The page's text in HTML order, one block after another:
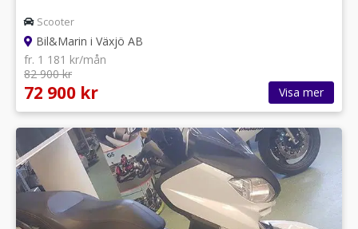
Scooter
Bil&Marin i Växjö AB
fr. 1 181 kr/mån
82 900 kr
72 900 kr Visa mer